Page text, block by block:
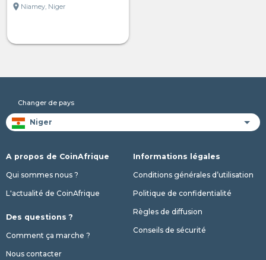
location_on Niamey, Niger
Changer de pays
A propos de CoinAfrique
Qui sommes nous ?
L'actualité de CoinAfrique
Des questions ?
Comment ça marche ?
Nous contacter
Informations légales
Conditions générales d’utilisation
Politique de confidentialité
Règles de diffusion
Conseils de sécurité